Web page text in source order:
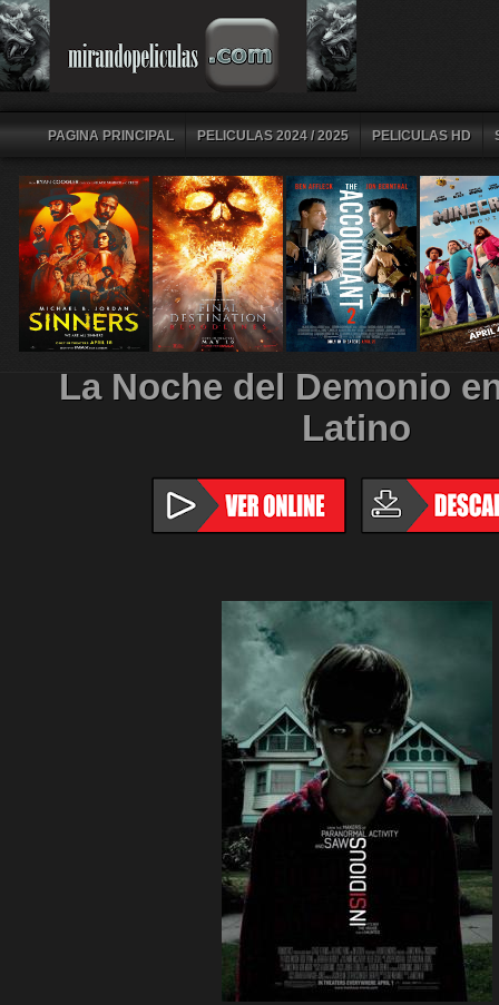
PAGINA PRINCIPAL PELICULAS 2024 / 2025 PELICULAS HD
La Noche del Demonio
Latino